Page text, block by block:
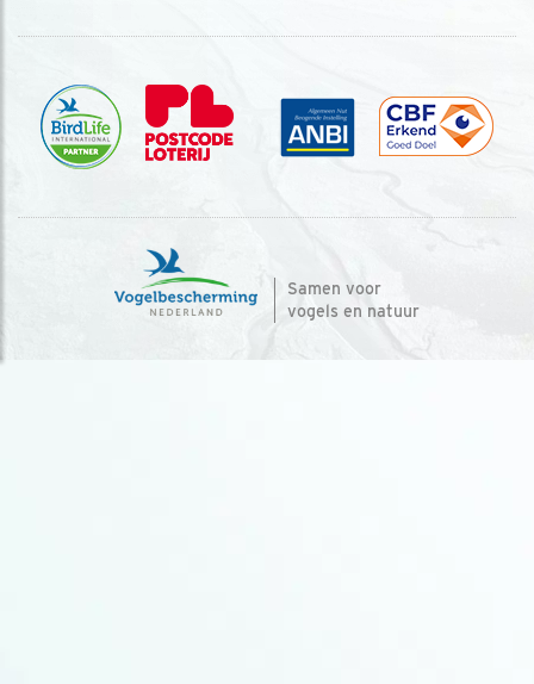
Samen voor
vogels en natuur